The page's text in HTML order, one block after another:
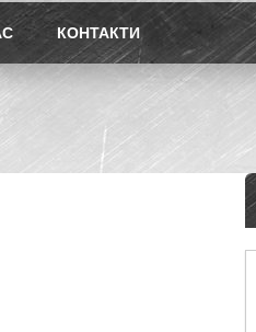
КОНТАКТИ